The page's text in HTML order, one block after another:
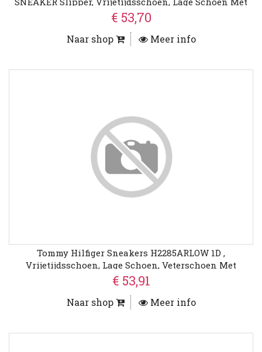
Zij-Stretchinzetten
€ 53,70
Naar shop Meer info
Tommy Hilfiger Sneakers H2285ARLOW 1D ,
Vrijetijdsschoen, Lage Schoen, Veterschoen Met
Zijdelingse Vlaggen-Borduring
€ 53,91
Naar shop Meer info